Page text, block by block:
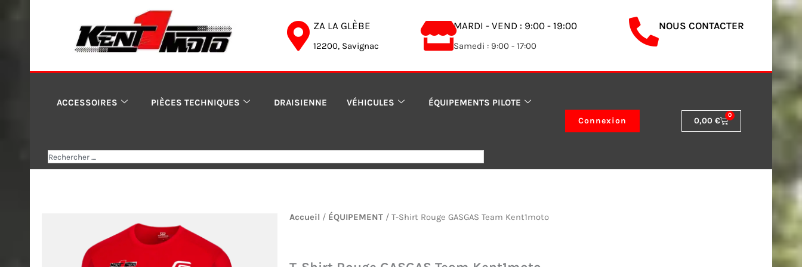
ZA LA GLÈBE
12200, Savignac
MARDI - VEND : 9:00 - 19:00
Samedi : 9:00 - 17:00
NOUS CONTACTER
ACCESSOIRES PIÈCES TECHNIQUES DRAISIENNE VÉHICULES ÉQUIPEMENTS PILOTE
Rechercher
Connexion 0,00€
0
Panier
Accueil / ÉQUIPEMENT / T-Shirt Rouge GASGAS Team Kent1moto